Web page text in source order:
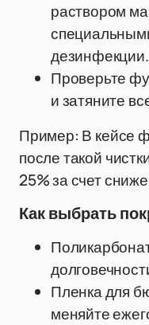
раствором
дезинфекции.
Проверьте
и затяните
Пример: В кейсе
после такой
25% за счет
Как выбрать
Пленка для
меняйте